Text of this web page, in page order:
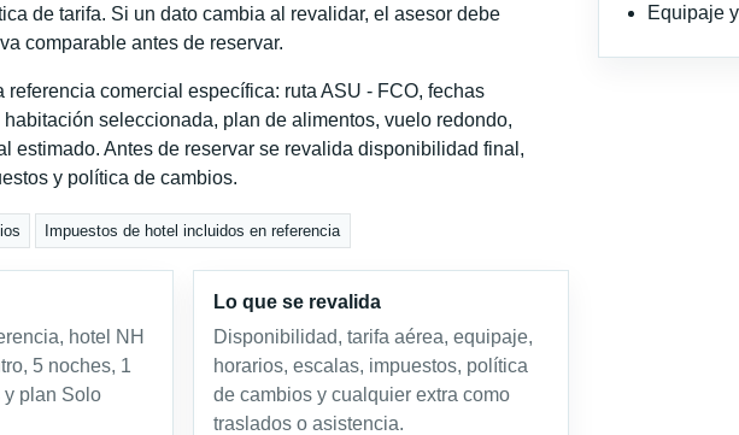
de tarifa. Si un dato cambia al revalidar, el asesor debe
comparable antes de reservar.
referencia comercial específica: ruta ASU - FCO, fechas
seleccionada, plan de alimentos, vuelo redondo,
estimado. Antes de reservar se revalida disponibilidad final,
y política de cambios.
Impuestos de hotel incluidos en referencia
hotel NH
5 noches, 1
y plan Solo
Lo que se revalida
Disponibilidad, tarifa aérea, equipaje,
horarios, escalas, impuestos, política
de cambios y cualquier extra como
traslados o asistencia.
Equipaje